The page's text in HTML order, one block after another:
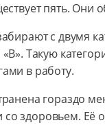
пять. Они
с двумя
Такую
в работу.
гораздо
здоровьем. Её